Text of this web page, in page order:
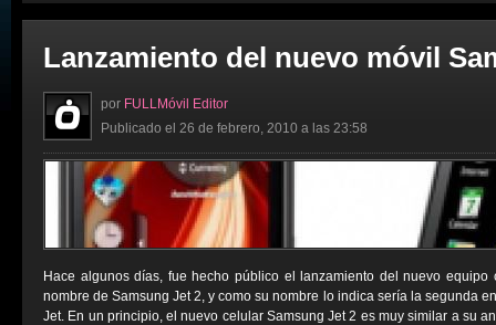
Lanzamiento del nuevo móvil
por FULLMóvil Editor
Publicado el 26 de febrero, 2010 a las 23:58
Hace algunos días, fue hecho público el lanzamiento del nuevo equipo
nombre de Samsung Jet 2, y como su nombre lo indica sería la segunda
Jet. En un principio, el nuevo celular Samsung Jet 2 es muy similar a su